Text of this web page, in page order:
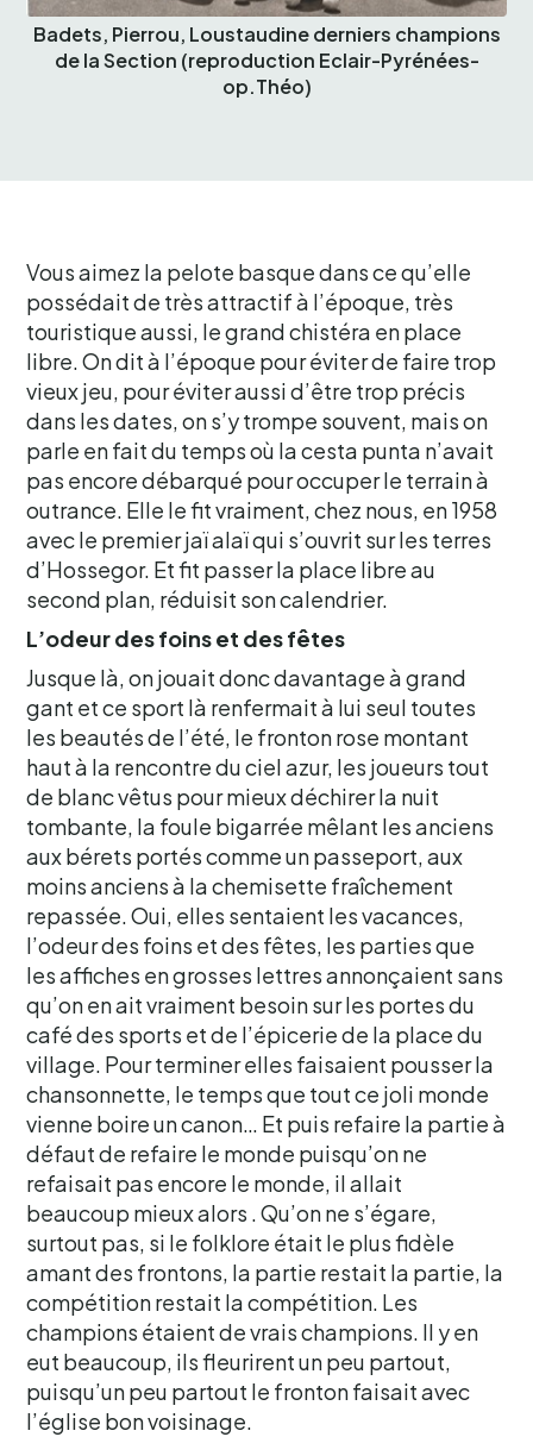
Badets, Pierrou, Loustaudine derniers champions
de la Section (reproduction Eclair-Pyrénées-
op.Théo)
Vous aimez la pelote basque dans ce qu’elle
possédait de très attractif à l’époque, très
touristique aussi, le grand chistéra en place
libre. On dit à l’époque pour éviter de faire trop
vieux jeu, pour éviter aussi d’être trop précis
dans les dates, on s’y trompe souvent, mais on
parle en fait du temps où la cesta punta n’avait
pas encore débarqué pour occuper le terrain à
outrance. Elle le fit vraiment, chez nous, en 1958
avec le premier jaï alaï qui s’ouvrit sur les terres
d’Hossegor. Et fit passer la place libre au
second plan, réduisit son calendrier.
L’odeur des foins et des fêtes
Jusque là, on jouait donc davantage à grand
gant et ce sport là renfermait à lui seul toutes
les beautés de l’été, le fronton rose montant
haut à la rencontre du ciel azur, les joueurs tout
de blanc vêtus pour mieux déchirer la nuit
tombante, la foule bigarrée mêlant les anciens
aux bérets portés comme un passeport, aux
moins anciens à la chemisette fraîchement
repassée. Oui, elles sentaient les vacances,
l’odeur des foins et des fêtes, les parties que
les affiches en grosses lettres annonçaient sans
qu’on en ait vraiment besoin sur les portes du
café des sports et de l’épicerie de la place du
village. Pour terminer elles faisaient pousser la
chansonnette, le temps que tout ce joli monde
vienne boire un canon… Et puis refaire la partie à
défaut de refaire le monde puisqu’on ne
refaisait pas encore le monde, il allait
beaucoup mieux alors . Qu’on ne s’égare,
surtout pas, si le folklore était le plus fidèle
amant des frontons, la partie restait la partie, la
compétition restait la compétition. Les
champions étaient de vrais champions. Il y en
eut beaucoup, ils fleurirent un peu partout,
puisqu’un peu partout le fronton faisait avec
l’église bon voisinage.